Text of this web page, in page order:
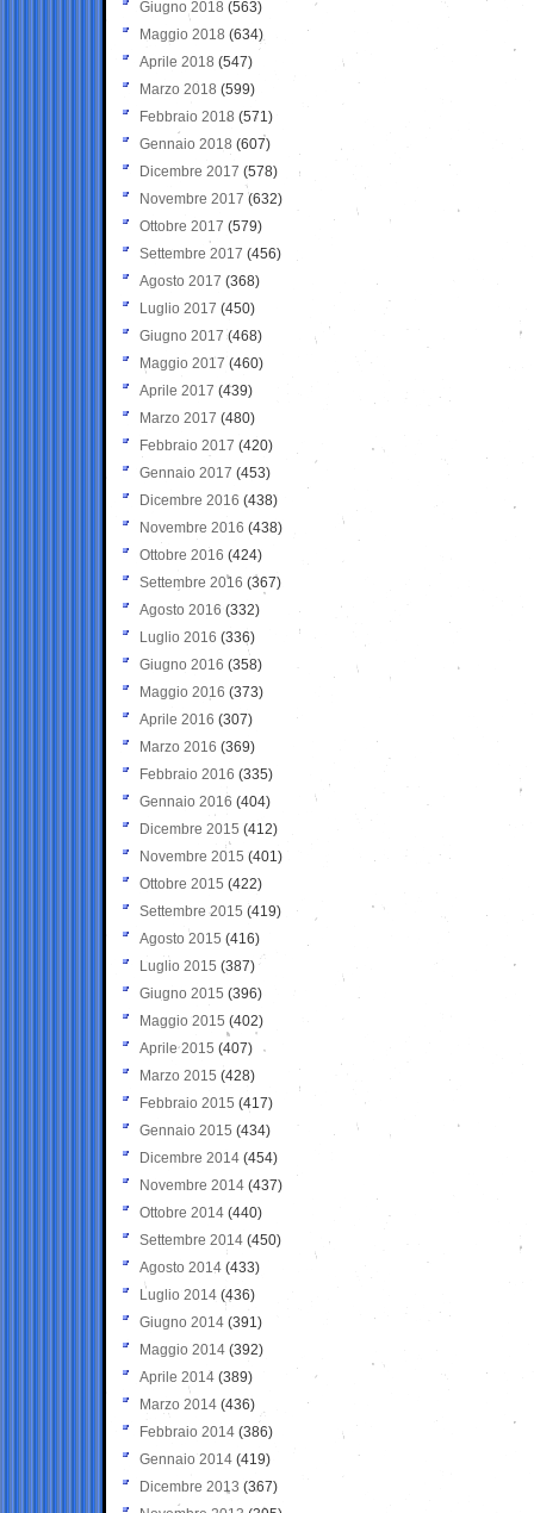
Giugno 2018 (563)
Maggio 2018 (634)
Aprile 2018 (547)
Marzo 2018 (599)
Febbraio 2018 (571)
Gennaio 2018 (607)
Dicembre 2017 (578)
Novembre 2017 (632)
Ottobre 2017 (579)
Settembre 2017 (456)
Agosto 2017 (368)
Luglio 2017 (450)
Giugno 2017 (468)
Maggio 2017 (460)
Aprile 2017 (439)
Marzo 2017 (480)
Febbraio 2017 (420)
Gennaio 2017 (453)
Dicembre 2016 (438)
Novembre 2016 (438)
Ottobre 2016 (424)
Settembre 2016 (367)
Agosto 2016 (332)
Luglio 2016 (336)
Giugno 2016 (358)
Maggio 2016 (373)
Aprile 2016 (307)
Marzo 2016 (369)
Febbraio 2016 (335)
Gennaio 2016 (404)
Dicembre 2015 (412)
Novembre 2015 (401)
Ottobre 2015 (422)
Settembre 2015 (419)
Agosto 2015 (416)
Luglio 2015 (387)
Giugno 2015 (396)
Maggio 2015 (402)
Aprile 2015 (407)
Marzo 2015 (428)
Febbraio 2015 (417)
Gennaio 2015 (434)
Dicembre 2014 (454)
Novembre 2014 (437)
Ottobre 2014 (440)
Settembre 2014 (450)
Agosto 2014 (433)
Luglio 2014 (436)
Giugno 2014 (391)
Maggio 2014 (392)
Aprile 2014 (389)
Marzo 2014 (436)
Febbraio 2014 (386)
Gennaio 2014 (419)
Dicembre 2013 (367)